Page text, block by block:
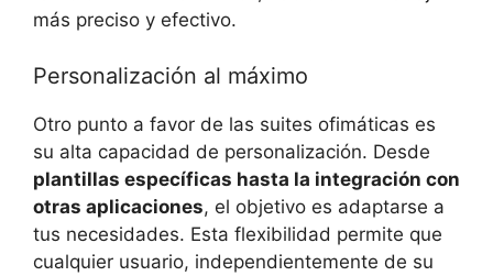
más preciso y efectivo.
Personalización al máximo
Otro punto a favor de las suites ofimáticas es
su alta capacidad de personalización. Desde
plantillas específicas hasta la integración con
otras aplicaciones, el objetivo es adaptarse a
tus necesidades. Esta flexibilidad permite que
cualquier usuario, independientemente de su